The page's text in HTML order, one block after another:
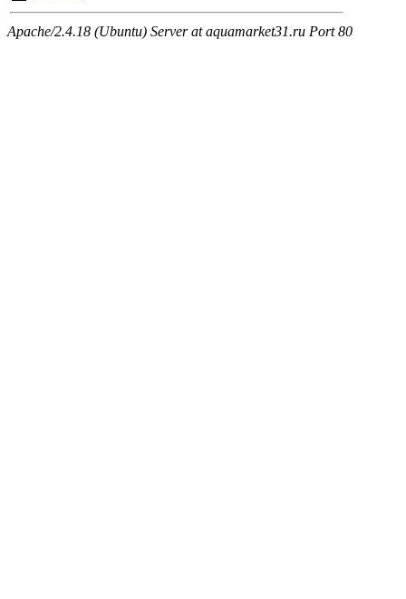
Apache/2.4.18 (Ubuntu) Server at aquamarket31.ru Port 80